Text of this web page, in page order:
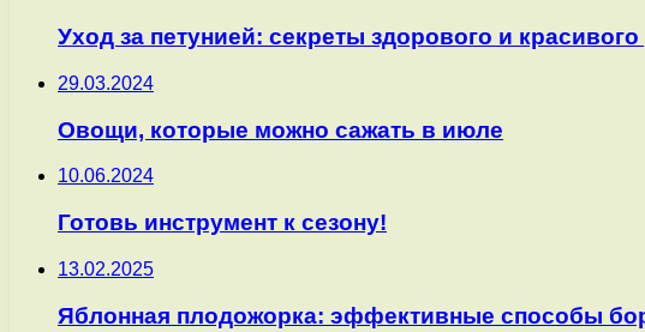
Уход за петунией: секреты здорового и красивого
29.03.2024
Овощи, которые можно сажать в июле
10.06.2024
Готовь инструмент к сезону!
13.02.2025
Яблонная плодожорка: эффективные способы